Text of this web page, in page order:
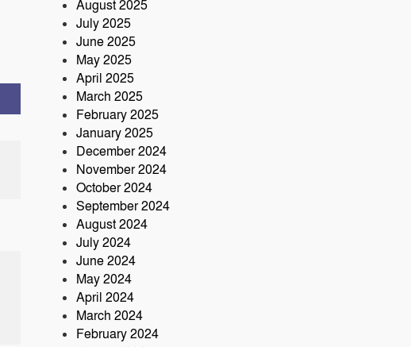
August 2025
July 2025
June 2025
May 2025
April 2025
March 2025
February 2025
January 2025
December 2024
November 2024
October 2024
September 2024
August 2024
July 2024
June 2024
May 2024
April 2024
March 2024
February 2024